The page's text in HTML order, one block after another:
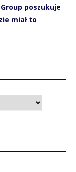
poszukuje
miał to